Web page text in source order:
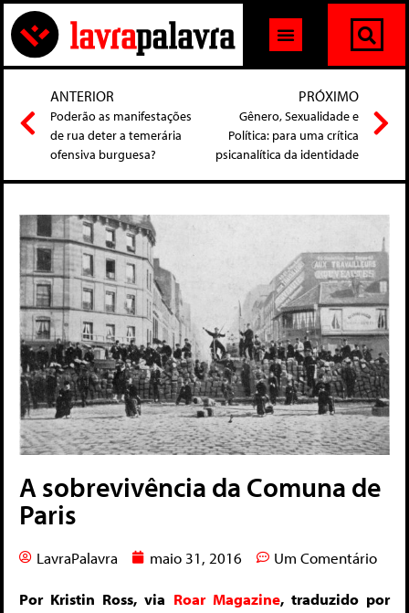
ANTERIOR
Poderão as manifestações
de rua deter a temerária
ofensiva burguesa?
PRÓXIMO
Gênero, Sexualidade e
Política: para uma crítica
psicanalítica da identidade
A sobrevivência da Comuna de
Paris
LavraPalavra maio 31, 2016 Um Comentário
Por Kristin Ross, via Roar Magazine, traduzido por